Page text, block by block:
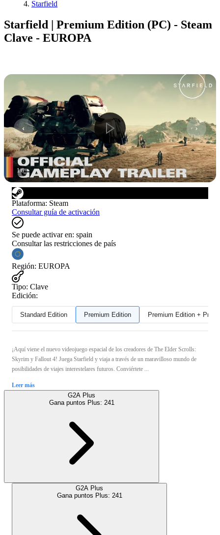
Starfield
Starfield | Premium Edition (PC) - Steam
Clave - EUROPA
1/6
Plataforma: Steam
Consultar guía de activación
Se puede activar en: spain
Consultar las restricciones de país
Región: EUROPA
Tipo: Clave
Edición:
Standard Edition Premium Edition Premium Edition +
¡Aquí viene el nuevo videojuego espacial de los creadores de The Elder Scrolls:
Skyrim y Fallout 4! Juega Starfield y viaja a través de un maravilloso mundo de
posibilidades de viajes interestelares futuros. Conviértete ...
Leer más
G2A Plus
Gana puntos Plus: 241
G2A Plus
Gana puntos Plus: 241